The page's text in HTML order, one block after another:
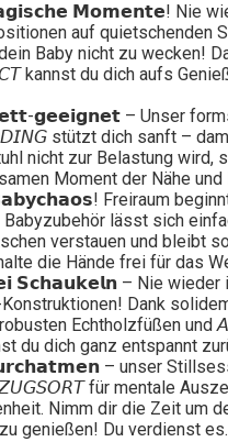
𝗠𝗼𝗺𝗲𝗻𝘁𝗲! Nie
auf quietschenden
Baby nicht zu wecken!
kannst du dich aufs
𝗴𝗲𝗲𝗶𝗴𝗻𝗲𝘁 – Unser
stützt dich sanft –
nicht zur Belastung wird,
Moment der Nähe und
Freiraum
lässt sich
verstauen und bleibt
die Hände frei für das
𝗦𝗰𝗵𝗮𝘂𝗸𝗲𝗹𝗻 – Nie wieder
Dank
Echtholzfüßen und
du dich ganz entspannt
– unser
für mentale
Nimm dir die Zeit um
genießen! Du verdienst es.